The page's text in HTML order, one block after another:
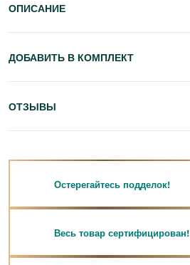
ОПИСАНИЕ
ДОБАВИТЬ В КОМПЛЕКТ
ОТЗЫВЫ
Остерегайтесь подделок!
Весь товар сертифицирован!